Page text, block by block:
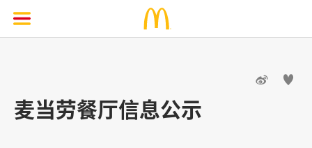
 
麦当劳餐厅信息公示